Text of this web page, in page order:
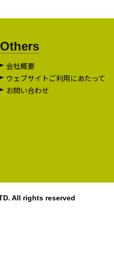
Others
会社概要
ウェブサイトご利用にあたって
お問い合わせ
All rights reserved